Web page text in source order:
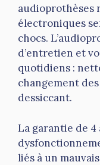
audioprothèses
électroniques
chocs.
d’entretien et
quotidiens :
changement
dessiccant.
La garantie de 4
liés à un